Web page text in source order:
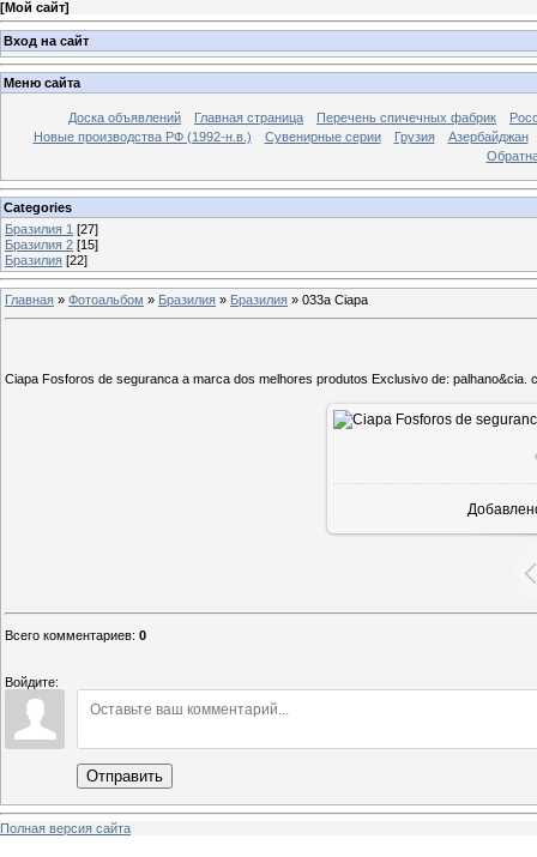
[Мой сайт]
Вход на сайт
Меню сайта
Доска объявлений Главная страница Перечень спичечных фабрик
Новые производства РФ (1992-н.в.)
Сувенирные серии Грузия
Азербайджан
Categories
Бразилия 1 [27]
Бразилия 2 [15]
Бразилия [22]
Главная » Фотоальбом » Бразилия » Бразилия » 033a Ciapa
Ciapa Fosforos de seguranca a marca dos melhores produtos Exclusivo de:
Всего комментариев: 0
Войдите:
Отправить
Полная версия сайта